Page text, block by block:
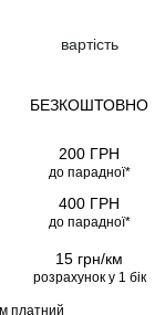
вартість
БЕЗКОШТОВНО
200 ГРН
до парадної*
400 ГРН
до парадної*
15 грн/км
розрахунок у 1 бік
платний